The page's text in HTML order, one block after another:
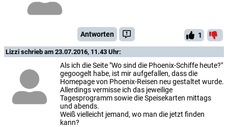
Antworten 1
Lizzi schrieb am 23.07.2016, 11.43 Uhr:
Als ich die Seite "Wo sind die Phoenix-Schiffe heute?"
gegoogelt habe, ist mir aufgefallen, dass die
Homepage von Phoenix-Reisen neu gestaltet wurde.
Allerdings vermisse ich das jeweilige
Tagesprogramm sowie die Speisekarten mittags
und abends.
Weiß vielleicht jemand, wo man die jetzt finden
kann?